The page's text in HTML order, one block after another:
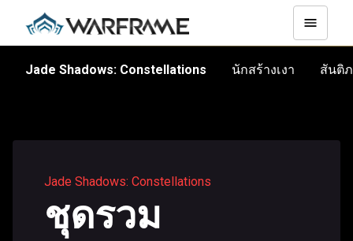
Jade Shadows: Constellations นักสร้างเงา สันติ
Jade Shadows: Constellations
ชุดรวม